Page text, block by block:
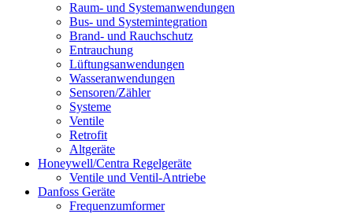
Raum- und Systemanwendungen
Bus- und Systemintegration
Brand- und Rauchschutz
Entrauchung
Lüftungsanwendungen
Wasseranwendungen
Sensoren/Zähler
Systeme
Ventile
Retrofit
Altgeräte
Honeywell/Centra Regelgeräte
Ventile und Ventil-Antriebe
Danfoss Geräte
Frequenzumformer